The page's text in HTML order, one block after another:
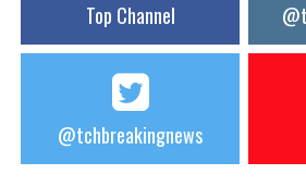
Top Channel
@tchbreakingnews